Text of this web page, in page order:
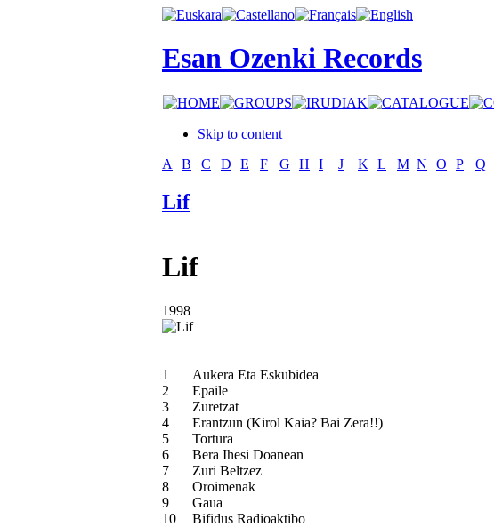
Esan Ozenki Records
Skip to content
A
B C D E F G H I J K L M N O P Q
Lif
Lif
1998
1
Aukera Eta Eskubidea
2
Epaile
3
Zuretzat
4
Erantzun (Kirol Kaia? Bai Zera!!)
5
Tortura
6
Bera Ihesi Doanean
7
Zuri Beltzez
8
Oroimenak
9
Gaua
10
Bifidus Radioaktibo